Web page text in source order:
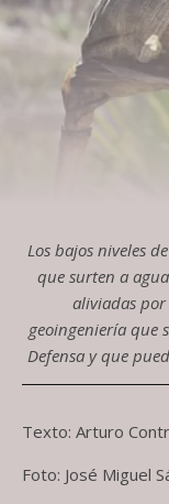
Los bajos niveles
que surten a
aliviadas por
geoingeniería que
Defensa y que
Texto: Arturo
Foto: José Miguel